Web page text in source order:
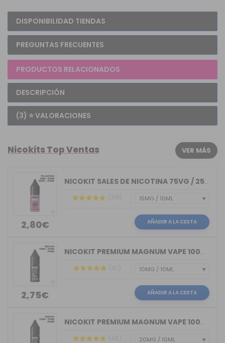
DISPONIBILIDAD TIENDAS
PREGUNTAS FRECUENTES
PRODUCTOS RELACIONADOS
DESCRIPCIÓN
(3) ⭐ VALORACIONES
Nicokits Top Ventas VER MÁS
2,80€
NICOKIT SALES DE NICOTINA 75VG / 25PG...
(318)
AÑADIR A LA CESTA
2,75€
NICOKIT PREMIUM MAGNUM VAPE 100%VG 10ML
(47)
AÑADIR A LA CESTA
NICOKIT PREMIUM MAGNUM VAPE 100%PG 10ML
(46)